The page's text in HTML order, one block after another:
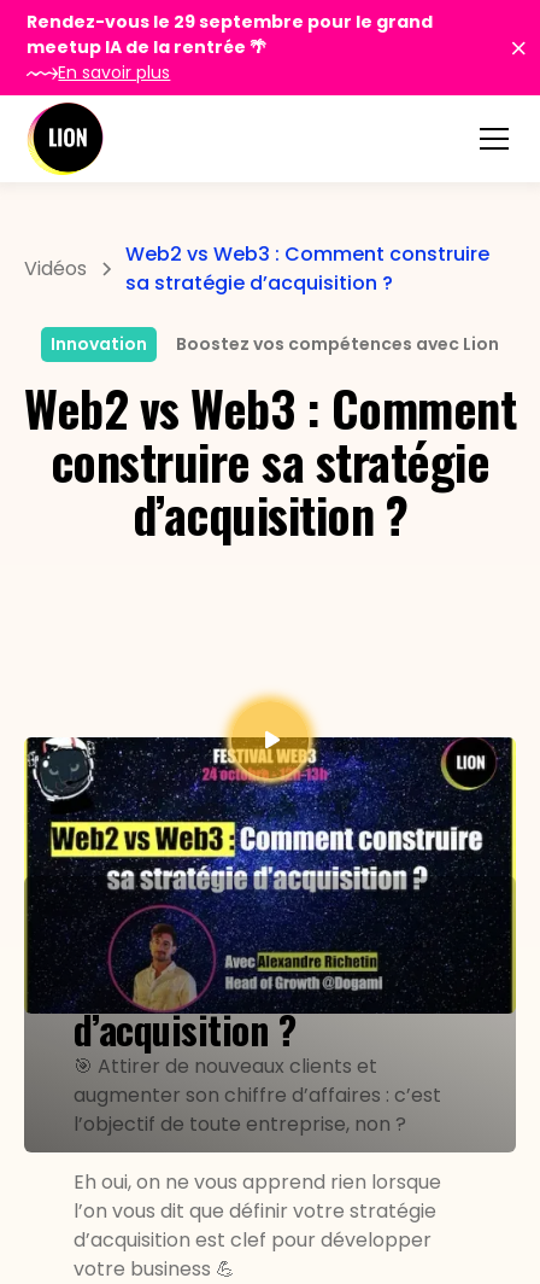
Rendez-vous le 29 septembre pour le grand
meetup IA de la rentrée 🌴
En savoir plus
Vidéos
Web2 vs Web3 : Comment construire
sa stratégie d’acquisition ?
Innovation Boostez vos compétences avec Lion
Web2 vs Web3 : Comment
construire sa stratégie
d’acquisition ?
Web2 vs Web3 : Comment
construire sa stratégie
d’acquisition ?
🎯 Attirer de nouveaux clients et
augmenter son chiffre d’affaires : c’est
l’objectif de toute entreprise, non ?
Eh oui, on ne vous apprend rien lorsque
l’on vous dit que définir votre stratégie
d’acquisition est clef pour développer
votre business 💪